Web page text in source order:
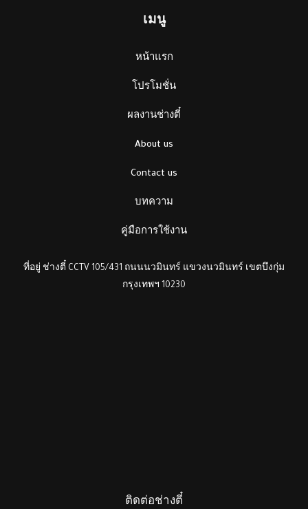
เมนู
หน้าแรก
โปรโมชั่น
ผลงานช่างตี๋
About us
Contact us
บทความ
คู่มือการใช้งาน
ที่อยู่ ช่างตี๋ CCTV 105/431 ถนนนวมินทร์ แขวงนวมินทร์ เขตบึงกุ่ม
กรุงเทพฯ 10230
ติดต่อช่างตี๋